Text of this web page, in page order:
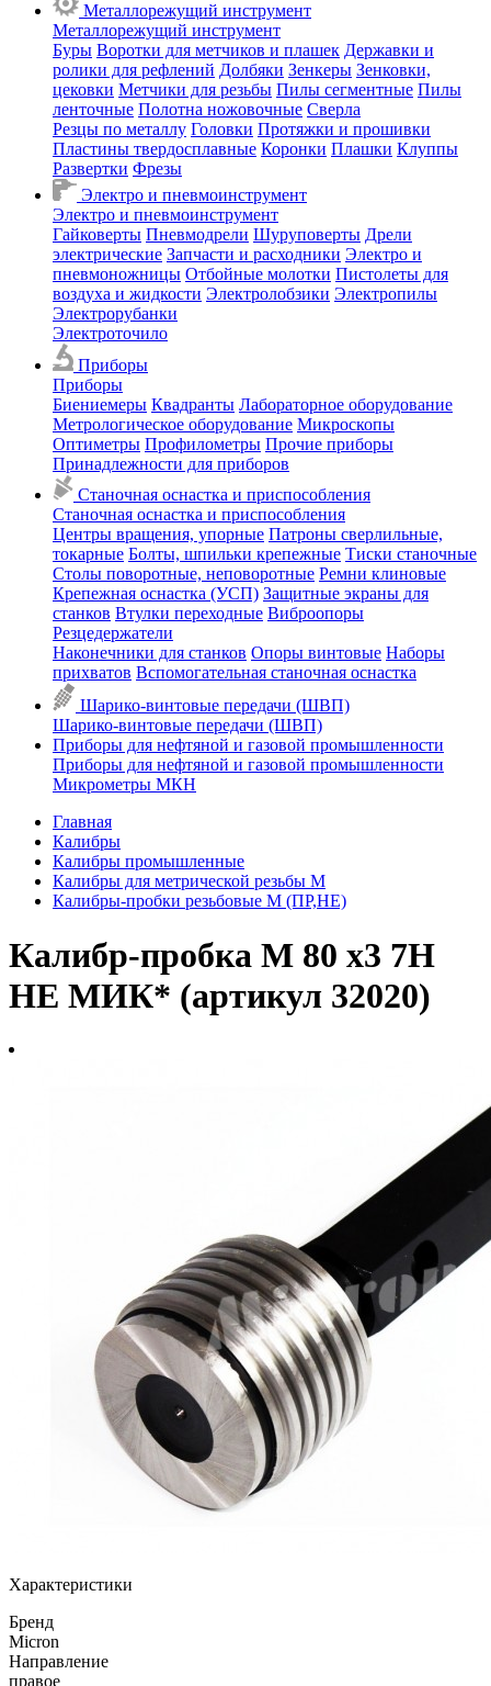
Металлорежущий инструмент
Металлорежущий инструмент
Буры Воротки для метчиков и плашек Державки и
ролики для рефлений Долбяки Зенкеры Зенковки,
цековки Метчики для резьбы Пилы сегментные Пилы
ленточные Полотна ножовочные Сверла
Резцы по металлу Головки Протяжки и прошивки
Пластины твердосплавные Коронки Плашки Клуппы
Развертки Фрезы
Электро и пневмоинструмент
Электро и пневмоинструмент
Гайковерты Пневмодрели Шуруповерты Дрели
электрические Запчасти и расходники Электро и
пневмоножницы Отбойные молотки Пистолеты для
воздуха и жидкости Электролобзики Электропилы
Электрорубанки
Электроточило
Приборы
Приборы
Биениемеры Квадранты Лабораторное оборудование
Метрологическое оборудование Микроскопы
Оптиметры Профилометры Прочие приборы
Принадлежности для приборов
Станочная оснастка и приспособления
Станочная оснастка и приспособления
Центры вращения, упорные Патроны сверлильные,
токарные Болты, шпильки крепежные Тиски станочные
Столы поворотные, неповоротные Ремни клиновые
Крепежная оснастка (УСП) Защитные экраны для
станков Втулки переходные Виброопоры
Резцедержатели
Наконечники для станков Опоры винтовые Наборы
прихватов Вспомогательная станочная оснастка
Шарико-винтовые передачи (ШВП)
Шарико-винтовые передачи (ШВП)
Приборы для нефтяной и газовой промышленности
Приборы для нефтяной и газовой промышленности
Микрометры МКН
Главная
Калибры
Калибры промышленные
Калибры для метрической резьбы М
Калибры-пробки резьбовые М (ПР,НЕ)
Калибр-пробка М 80 х3 7H
НЕ МИК* (артикул 32020)
Характеристики
Бренд
Micron
Направление
правое